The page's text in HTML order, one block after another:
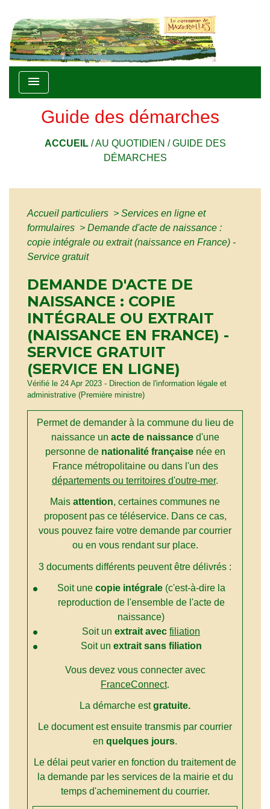
menu
Guide des démarches
ACCUEIL/AU QUOTIDIEN /GUIDE DES
DÉMARCHES
Accueil particuliers > Services en ligne et
formulaires > Demande d'acte de naissance :
copie intégrale ou extrait (naissance en France) -
Service gratuit
DEMANDE D'ACTE DE
NAISSANCE : COPIE
INTÉGRALE OU EXTRAIT
(NAISSANCE EN FRANCE) -
SERVICE GRATUIT
(SERVICE EN LIGNE)
Vérifié le 24 Apr 2023 - Direction de l'information légale et
administrative (Première ministre)
Permet de demander à la commune du lieu de
naissance un acte de naissanced'une
personne de nationalité françaisenée en
France métropolitaine ou dans l'un des
départements ou territoires d'outre-mer.
Mais attention, certaines communes ne
proposent pas ce téléservice. Dans ce cas,
vous pouvez faire votre demande par courrier
ou en vous rendant sur place.
3 documents différents peuvent être délivrés :
Soit une copie intégrale(c'est-à-dire la
reproduction de l'ensemble de l'acte de
naissance)
Soit un extrait avec filiation
Soit un extrait sans filiation
Vous devez vous connecter avec
FranceConnect.
La démarche estgratuite.
Le document est ensuite transmis par courrier
en quelques jours.
Le délai peut varier en fonction du traitement de
la demande par les services de la mairie et du
temps d'acheminement du courrier.